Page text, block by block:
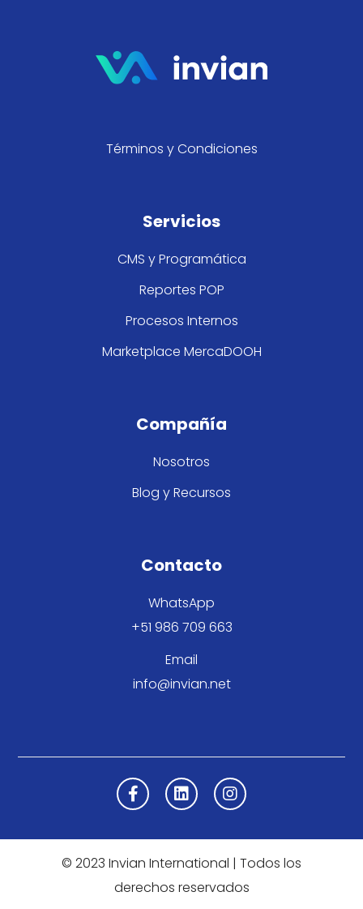
Términos y Condiciones
Servicios
CMS y Programática
Reportes POP
Procesos Internos
Marketplace MercaDOOH
Compañía
Nosotros
Blog y Recursos
Contacto
WhatsApp
+51 986 709 663
Email
info@invian.net
© 2023 Invian International | Todos los
derechos reservados